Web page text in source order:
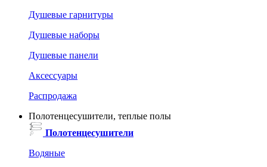
Душевые гарнитуры
Душевые наборы
Душевые панели
Аксессуары
Распродажа
Полотенцесушители, теплые полы
Полотенцесушители
Водяные